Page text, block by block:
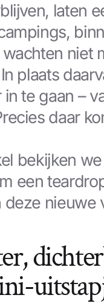
laten
wachten niet
plaats
in te gaan –
daar
bekijken
een
deze nieuwe